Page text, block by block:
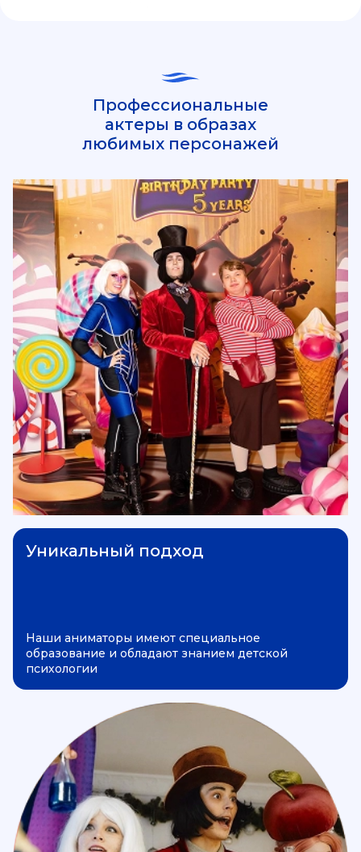
Профессиональные
актеры в образах
любимых персонажей
Уникальный подход
Наши аниматоры имеют специальное
образование и обладают знанием детской
психологии